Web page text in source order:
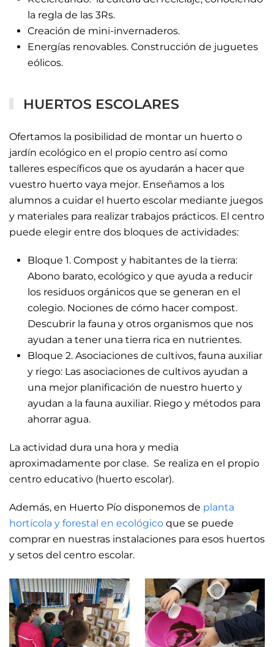
la regla de las 3Rs.
Creación de mini-invernaderos.
Energías renovables. Construcción de juguetes
eólicos.
HUERTOS ESCOLARES
Ofertamos la posibilidad de montar un huerto o
jardín ecológico en el propio centro así como
talleres específicos que os ayudarán a hacer que
vuestro huerto vaya mejor. Enseñamos a los
alumnos a cuidar el huerto escolar mediante juegos
y materiales para realizar trabajos prácticos. El centro
puede elegir entre dos bloques de actividades:
Bloque 1. Compost y habitantes de la tierra:
Abono barato, ecológico y que ayuda a reducir
los residuos orgánicos que se generan en el
colegio. Nociones de cómo hacer compost.
Descubrir la fauna y otros organismos que nos
ayudan a tener una tierra rica en nutrientes.
Bloque 2. Asociaciones de cultivos, fauna auxiliar
y riego: Las asociaciones de cultivos ayudan a
una mejor planificación de nuestro huerto y
ayudan a la fauna auxiliar. Riego y métodos para
ahorrar agua.
La actividad dura una hora y media
aproximadamente por clase. Se realiza en el propio
centro educativo (huerto escolar).
Además, en Huerto Pío disponemos de planta
hortícola y forestal en ecológico que se puede
comprar en nuestras instalaciones para esos huertos
y setos del centro escolar.